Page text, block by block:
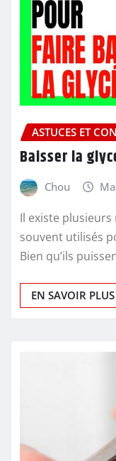
ASTUCES ET
Baisser la
Chou
Il existe
souvent utilisés
Bien qu’ils
EN SAVOIR PLUS